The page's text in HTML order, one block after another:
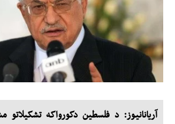
آریانانیوز: د فلسطین دکورواکه